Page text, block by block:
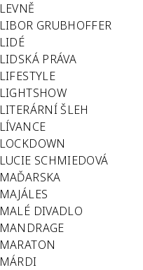
LEVNĚ
LIBOR GRUBHOFFER
LIDÉ
LIDSKÁ PRÁVA
LIFESTYLE
LIGHTSHOW
LITERÁRNÍ ŠLEH
LÍVANCE
LOCKDOWN
LUCIE SCHMIEDOVÁ
MAĎARSKA
MAJÁLES
MALÉ DIVADLO
MANDRAGE
MARATON
MÁRDI